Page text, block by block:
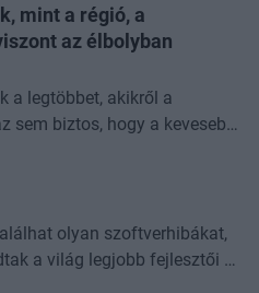
mint a régió, a
az élbolyban
a legtöbbet, akikről a
sem biztos, hogy a kevesebb
olyan szoftverhibákat,
a világ legjobb fejlesztői és